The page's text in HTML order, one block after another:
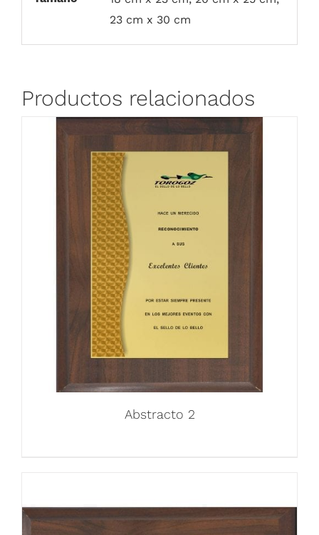
23 cm x 30 cm
Productos relacionados
Abstracto 2